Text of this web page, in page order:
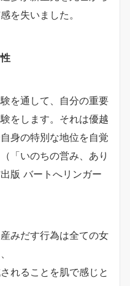
を失いました。
を通して、自分の重要
をします。それは優越
身の特別な地位を自覚
「いのちの営み、あり
版 バートへリンガー
みだす行為は全ての女
れることを肌で感じと